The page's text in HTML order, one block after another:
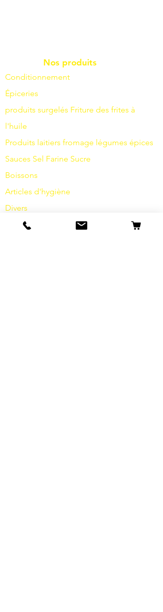
Nos produits
Conditionnement
Épiceries
produits surgelés Friture des frites à
l'huile
Produits laitiers fromage légumes épices
Sauces Sel Farine Sucre
Boissons
Articles d'hygiène
Divers
info